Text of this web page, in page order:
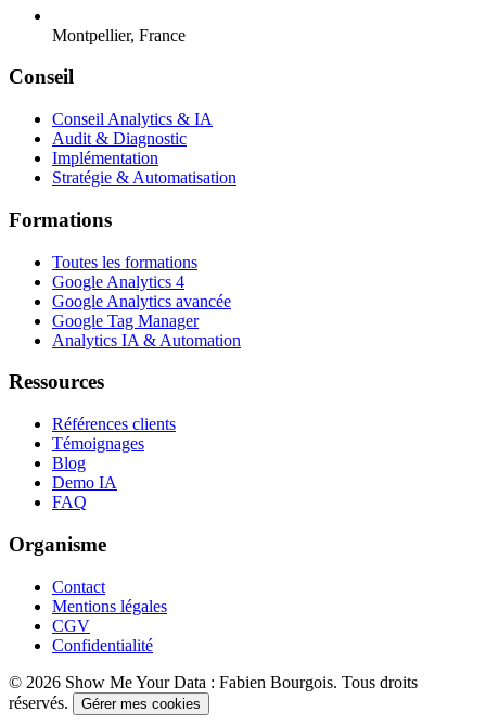
Montpellier, France
Conseil
Conseil Analytics & IA
Audit & Diagnostic
Implémentation
Stratégie & Automatisation
Formations
Toutes les formations
Google Analytics 4
Google Analytics avancée
Google Tag Manager
Analytics IA & Automation
Ressources
Références clients
Témoignages
Blog
Demo IA
FAQ
Organisme
Contact
Mentions légales
CGV
Confidentialité
© 2026 Show Me Your Data : Fabien Bourgois. Tous droits
réservés.
Gérer mes cookies